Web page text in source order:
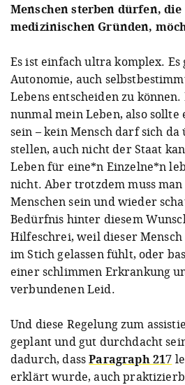
Menschen sterben dürfen, die
medizinischen Gründen,
Es ist einfach ultra komplex.
Autonomie, auch
Lebens entscheiden zu
nunmal mein Leben, also sollte
sein – kein Mensch darf sich
stellen, auch nicht der Staat
Leben für eine*n Einzelne*n
nicht. Aber trotzdem muss
Menschen sein und wieder
Bedürfnis hinter diesem
Hilfeschrei, weil dieser
im Stich gelassen fühlt, oder
einer schlimmen Erkrankung
verbundenen Leid.
Und diese Regelung zum
geplant und gut durchdacht
dadurch, dassParagraph 217
erklärt wurde, auch